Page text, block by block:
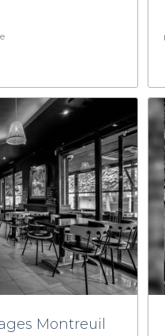
Montreuil